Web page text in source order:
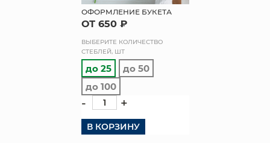
ОПТОВЫМ КЛИЕНТАМ
КОНТАКТЫ
ОФОРМЛЕНИЕ БУКЕТА
ОТ 650 ₽
ВЫБЕРИТЕ КОЛИЧЕСТВО
СТЕБЛЕЙ, ШТ
до 25
до 50
до 100
- +
В КОРЗИНУ